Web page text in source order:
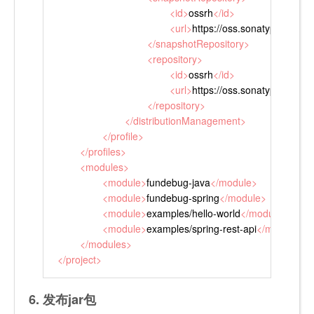
<id>ossrh</id>
<url>https://oss.sonatype.org/
</snapshotRepository>
<repository>
<id>ossrh</id>
<url>https://oss.sonatype.org/
</repository>
</distributionManagement>
</profile>
</profiles>
<modules>
<module>fundebug-java</module>
<module>fundebug-spring</module>
<module>examples/hello-world</module
<module>examples/spring-rest-api</module
</modules>
</project>
6. 发布jar包